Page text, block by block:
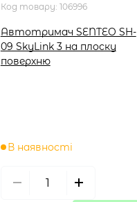
Код товару: 106996
Автотримач SENTEO SH-
09 SkyLink 3 на плоску
поверхню
В наявності